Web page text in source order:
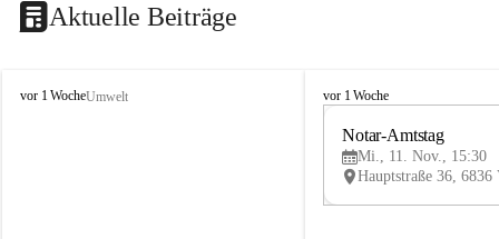
Aktuelle Beiträge
V
vor 1 WocheUmwelt
V
vor 1 Woche
Notar-Amtstag
Mi., 11. Nov., 15:30